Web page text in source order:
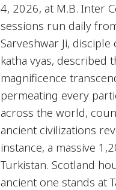
4, 2026, at M.B. Inter
sessions run daily
Sarveshwar Ji,
katha vyas, described
magnificence
permeating every
across the world,
ancient civilizations
instance, a massive
Turkistan. Scotland
ancient one stands at